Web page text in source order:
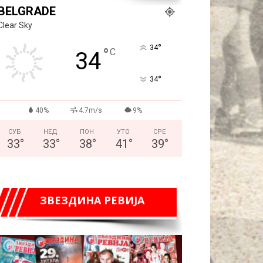
Sky
34°C 34°
34°
40% 4.7m/s 9%
СУБ
33°
НЕД
33°
ПОН
38°
УТО
41 °
СРЕ
39°
ЗВЕЗДИНА РЕВИЈА